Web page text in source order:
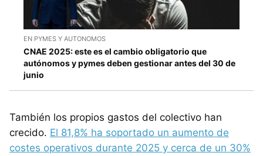
EN PYMES Y AUTONOMOS
CNAE 2025: este es el cambio obligatorio que
autónomos y pymes deben gestionar antes del 30 de
junio
También los propios gastos del colectivo han
crecido. El 81,8% ha soportado un aumento de
costes operativos durante 2025 y cerca de un 30%